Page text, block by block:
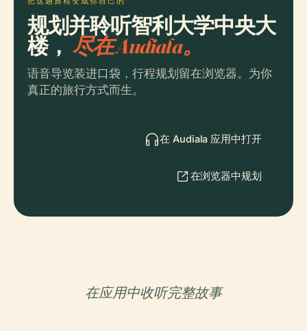
规划并聆听智利大学中央大
楼， 尽在 Audiala。
语音导览装进口袋，行程规划留在浏览器。为你
真正的旅行方式而生。
在 Audiala 应用中打开
在浏览器中规划
在应用中收听完整故事